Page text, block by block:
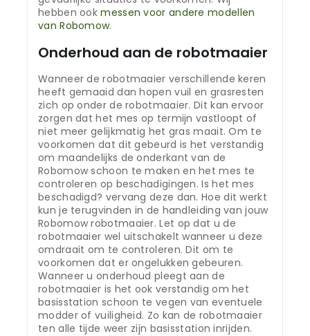
hebben ookmessen voor andere modellen
van Robomow.
Onderhoud aan de robotmaaier
Wanneer de robotmaaier verschillende keren
heeft gemaaid dan hopen vuil en grasresten
zich op onder de robotmaaier. Dit kan ervoor
zorgen dat het mes op termijn vastloopt of
niet meer gelijkmatig het gras maait. Om te
voorkomen dat dit gebeurd is het verstandig
om maandelijks de onderkant van de
Robomow schoon te maken en het mes te
controleren op beschadigingen. Is het mes
beschadigd? vervang deze dan. Hoe dit werkt
kun je terugvinden in de handleiding van jouw
Robomow robotmaaier. Let op dat u de
robotmaaier wel uitschakelt wanneer u deze
omdraait om te controleren. Dit om te
voorkomen dat er ongelukken gebeuren.
Wanneer u onderhoud pleegt aan de
robotmaaier is het ook verstandig om het
basisstation schoon te vegen van eventuele
modder of vuiligheid. Zo kan de robotmaaier
ten alle tijde weer zijn basisstation inrijden.